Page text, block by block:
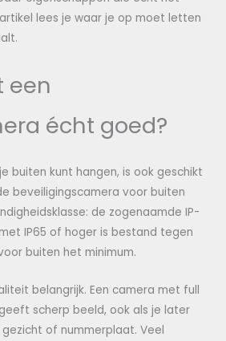
lees je waar je op moet letten
een
écht goed?
buiten kunt hangen, is ook geschikt
beveiligingscamera voor buiten
de zogenaamde IP-
IP65 of hoger is bestand tegen
buiten het minimum.
belangrijk. Een camera met full
scherp beeld, ook als je later
of nummerplaat. Veel